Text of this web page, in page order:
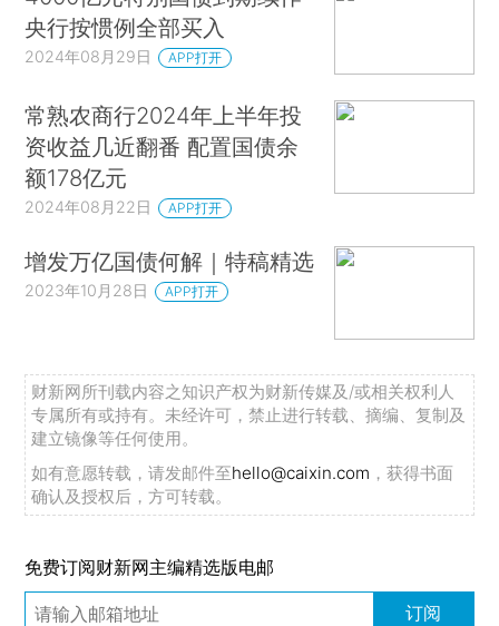
央行按惯例全部买入
2024年08月29日 APP打开
常熟农商行2024年上半年投
资收益几近翻番 配置国债余
额178亿元
2024年08月22日 APP打开
增发万亿国债何解｜特稿精选
2023年10月28日 APP打开
财新网所刊载内容之知识产权为财新传媒及/或相关权利人
专属所有或持有。未经许可，禁止进行转载、摘编、复制及
建立镜像等任何使用。
如有意愿转载，请发邮件至hello@caixin.com ，获得书面
确认及授权后，方可转载。
免费订阅财新网主编精选版电邮
订阅